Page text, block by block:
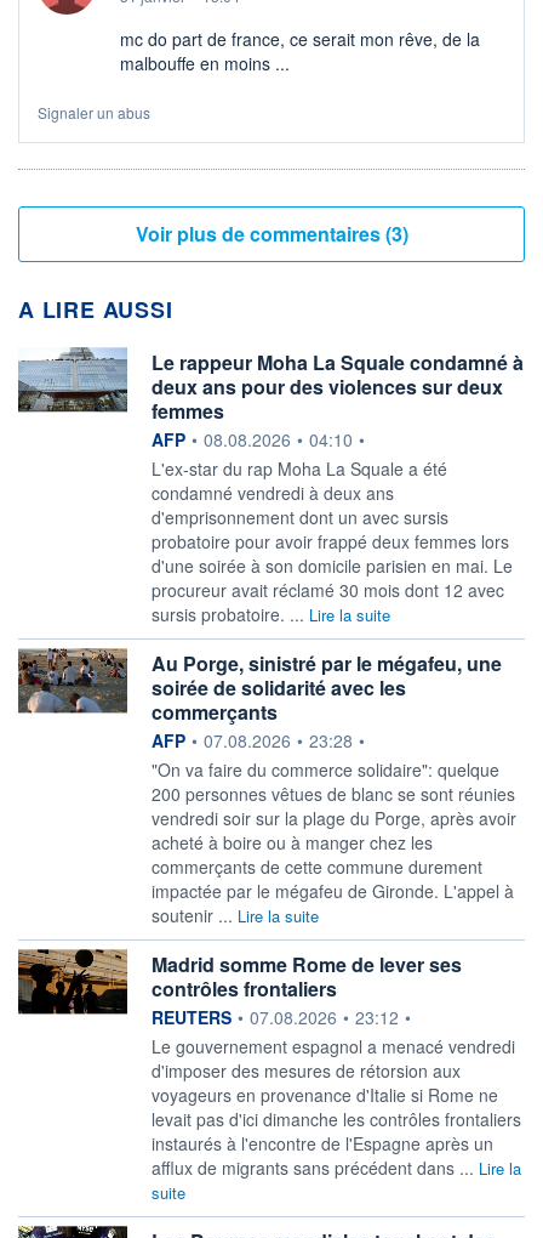
mc do part de france, ce serait mon rêve, de la
malbouffe en moins ...
Signaler un abus
Voir plus de commentaires (3)
A LIRE AUSSI
Le rappeur Moha La Squale condamné à
deux ans pour des violences sur deux
femmes
information fournie par
AFP • 08.08.2026 • 04:10 •
L'ex-star du rap Moha La Squale a été
condamné vendredi à deux ans
d'emprisonnement dont un avec sursis
probatoire pour avoir frappé deux femmes lors
d'une soirée à son domicile parisien en mai. Le
procureur avait réclamé 30 mois dont 12 avec
sursis probatoire. ... Lire la suite
Au Porge, sinistré par le mégafeu, une
soirée de solidarité avec les
commerçants
information fournie par
AFP • 07.08.2026 • 23:28 •
"On va faire du commerce solidaire": quelque
200 personnes vêtues de blanc se sont réunies
vendredi soir sur la plage du Porge, après avoir
acheté à boire ou à manger chez les
commerçants de cette commune durement
impactée par le mégafeu de Gironde. L'appel à
soutenir ... Lire la suite
Madrid somme Rome de lever ses
contrôles frontaliers
information fournie par
REUTERS • 07.08.2026 • 23:12 •
Le gouvernement espagnol a menacé vendredi
‌d'imposer des mesures de rétorsion aux
voyageurs en provenance d'Italie si Rome ne
levait ​pas d'ici dimanche les contrôles frontaliers
instaurés à l'encontre de l'Espagne après un
afflux de migrants sans précédent dans ... Lire la
suite